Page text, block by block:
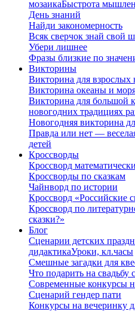
мозаикаБыстрота
День знаний
Найди закономерность
Всяк сверчок знай свой
Убери лишнее
Фразы близкие по
Викторины
Викторина для взрослых
Викторина океаны и
Викторина для большой
новогодних традициях
Новогодняя викторина
Правда или нет —
детей
Кроссворды
Кроссворд
Кроссворды по сказкам
Чайнворд по истории
Кроссворд «Российские
Кроссворд по
сказки?»
Блог
Сценарии детских
дидактикаУроки, кл.часы
Смешные загадки для
Что подарить на свадьбу
Современные конкурсы
Сценарий гендер пати
Конкурсы на вечеринку